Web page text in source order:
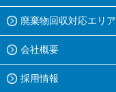
廃棄物回収対応エリア
会社概要
採用情報